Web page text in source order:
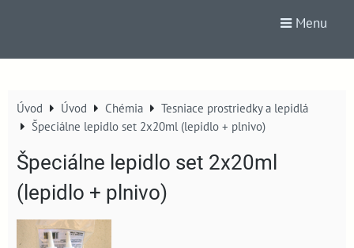
Menu
Úvod Úvod Chémia
Tesniace prostriedky a lepidlá
Špeciálne lepidlo set 2x20ml (lepidlo + plnivo)
Špeciálne lepidlo set 2x20ml
(lepidlo + plnivo)